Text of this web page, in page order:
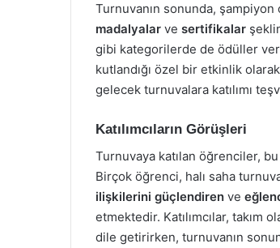
Turnuvanın sonunda,
madalyalar ve sertifikalar
gibi kategorilerde de ödüller
kutlandığı özel bir etkinlik
gelecek turnuvalara katılımı
Katılımcıların Görüşleri
Turnuvaya katılan öğrenciler,
Birçok öğrenci, halı saha
ilişkilerini güçlendiren ve
etmektedir. Katılımcılar, takım
dile getirirken, turnuvanın